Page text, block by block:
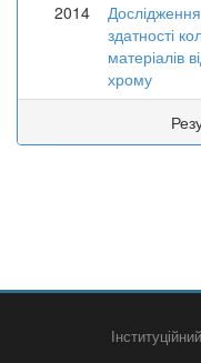
2014
здатності
матеріалів
хрому